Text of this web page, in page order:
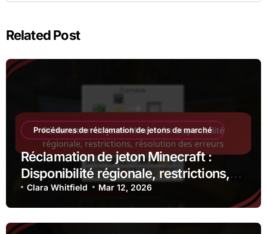
Related Post
Procédures de réclamation de jetons de marché
Réclamation de jeton Minecraft :
Disponibilité régionale, restrictions,
résolution des erreurs
Clara Whitfield Mar 12, 2026